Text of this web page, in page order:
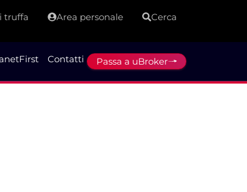
truffa Area personale Cerca
Contatti Passa a uBroker